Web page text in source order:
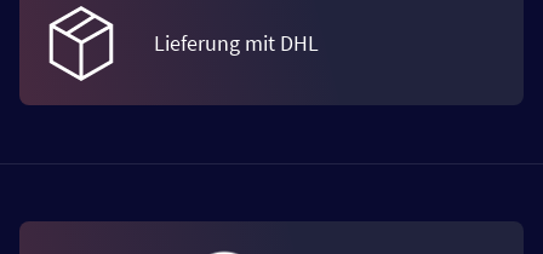
Lieferung mit DHL